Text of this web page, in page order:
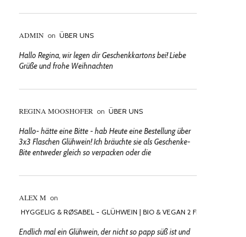
ADMIN on ÜBER UNS
Hallo Regina, wir legen dir Geschenkkartons bei! Liebe
Grüße und frohe Weihnachten
REGINA MOOSHOFER on ÜBER UNS
Hallo- hätte eine Bitte - hab Heute eine Bestellung über
3x3 Flaschen Glühwein! Ich bräuchte sie als Geschenke-
Bite entweder gleich so verpacken oder die
ALEX M on
HYGGELIG & RØSABEL - GLÜHWEIN | BIO & VEGAN 2 FLASCHEN
Endlich mal ein Glühwein, der nicht so papp süß ist und